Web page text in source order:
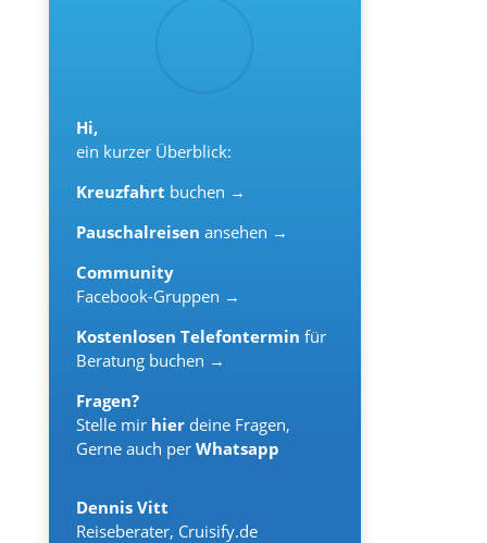
Hi,
ein kurzer Überblick:
Kreuzfahrt buchen →
Pauschalreisen ansehen →
Community
Facebook-Gruppen →
Kostenlosen Telefontermin für
Beratung buchen →
Fragen?
Stelle mir hier deine Fragen,
Gerne auch per Whatsapp
Dennis Vitt
Reiseberater, Cruisify.de